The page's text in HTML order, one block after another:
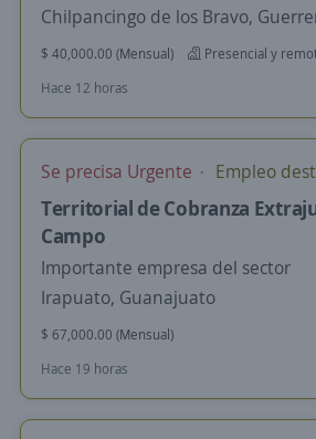
Chilpancingo de los Bravo,
$ 40,000.00 (Mensual)
Presencial y
Hace 12 horas
Se precisa Urgente Empleo
Territorial de Cobranza
Campo
Importante empresa del sector
Irapuato, Guanajuato
$ 67,000.00 (Mensual)
Hace 19 horas